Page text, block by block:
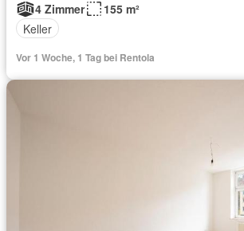
4 Zimmer
155 m²
Keller
Vor 1 Woche, 1 Tag bei Rentola